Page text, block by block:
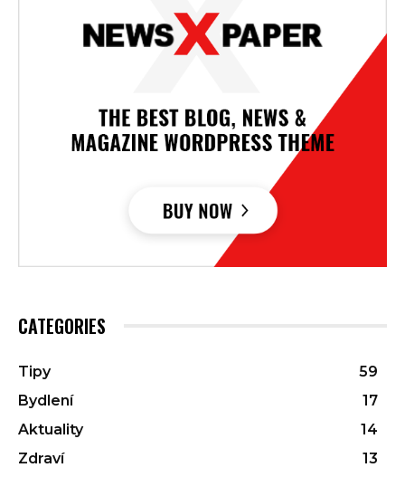
CATEGORIES
Tipy
59
Bydlení
17
Aktuality
14
Zdraví
13